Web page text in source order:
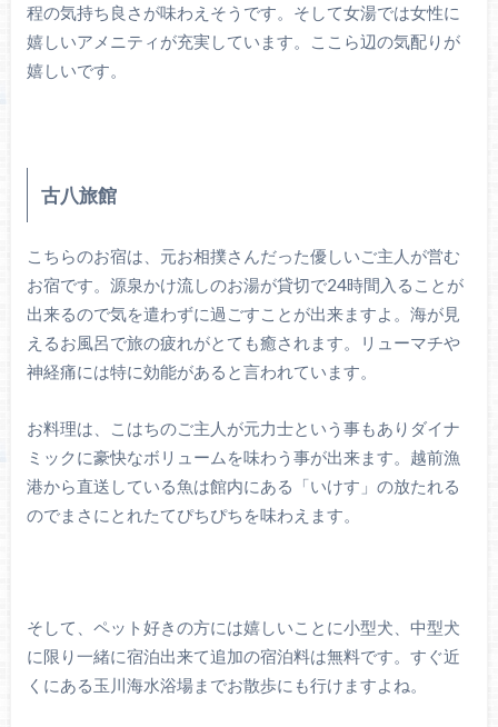
程の気持ち良さが味わえそうです。そして女湯では女性に
嬉しいアメニティが充実しています。ここら辺の気配りが
嬉しいです。
古八旅館
こちらのお宿は、元お相撲さんだった優しいご主人が営む
お宿です。源泉かけ流しのお湯が貸切で24時間入ることが
出来るので気を遣わずに過ごすことが出来ますよ。海が見
えるお風呂で旅の疲れがとても癒されます。リューマチや
神経痛には特に効能があると言われています。
お料理は、こはちのご主人が元力士という事もありダイナ
ミックに豪快なボリュームを味わう事が出来ます。越前漁
港から直送している魚は館内にある「いけす」の放たれる
のでまさにとれたてぴちぴちを味わえます。
そして、ペット好きの方には嬉しいことに小型犬、中型犬
に限り一緒に宿泊出来て追加の宿泊料は無料です。すぐ近
くにある玉川海水浴場までお散歩にも行けますよね。